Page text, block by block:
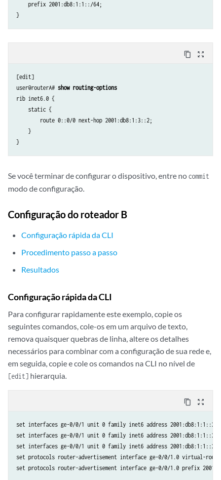
    unit 0 {
        family inet6 {
    prefix 2001:db8:1:1::/64;
content_copy zoom_out_map
[edit]
user@routerA# show routing-options
rib inet6.0 {
    static {
        route 0::0/0 next-hop 2001:db8:1:3::2;
    }
Se você terminar de configurar o dispositivo, entre no commit
modo de configuração.
Configuração do roteador B
Configuração rápida da CLI
Procedimento passo a passo
Resultados
Configuração rápida da CLI
Para configurar rapidamente este exemplo, copie os
seguintes comandos, cole-os em um arquivo de texto,
remova quaisquer quebras de linha, altere os detalhes
necessários para combinar com a configuração de sua rede e,
em seguida, copie e cole os comandos na CLI no nível de
[edit] hierarquia.
content_copy zoom_out_map
set interfaces ge-0/0/1 unit 0 family inet6 address 2001:db8:1:1::2/
set interfaces ge-0/0/1 unit 0 family inet6 address
set interfaces ge-0/0/1 unit 0 family inet6 address 2001:db8:1:1::2/
set protocols router-advertisement interface ge-0/0/1.0 virtual-